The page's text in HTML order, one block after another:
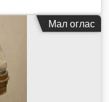
Мал оглас